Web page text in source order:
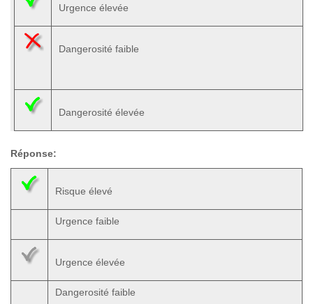
Urgence élevée
Dangerosité faible
Dangerosité élevée
Réponse:
Risque élevé
Urgence faible
Urgence élevée
Dangerosité faible